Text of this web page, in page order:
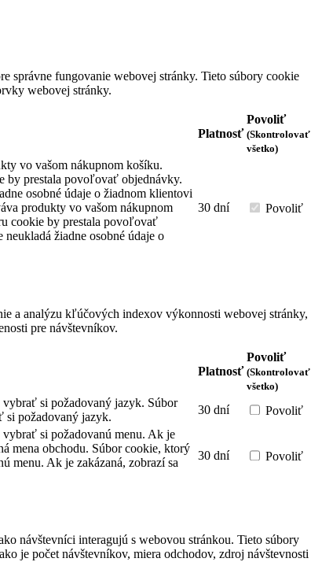
Adresy a fakturačné údaje
Osobné údaje
Tel.: 00421 907 834 237
info@deliziasr.sk
Ryvex s.r.o.,
Nám.kpt.Nálepku 371/8 952 01 Vráble
IČO: 52638839
Copyright © 2023 - All rights reserved.
správne fungovanie webovej stránky. Tieto súbory cookie
webovej stránky.
Platnosť
Povoliť
(Skontrolovať
všetko)
vo vašom nákupnom košíku.
by prestala povoľovať objednávky.
osobné údaje o žiadnom klientovi
produkty vo vašom nákupnom
cookie by prestala povoľovať
žiadne osobné údaje o
30 dní Povoliť
a analýzu kľúčových indexov výkonnosti webovej stránky,
pre návštevníkov.
Platnosť
Povoliť
(Skontrolovať
všetko)
si požadovaný jazyk. Súbor
si požadovaný jazyk.
30 dní
Povoliť
si požadovanú menu. Ak je
mena obchodu. Súbor cookie, ktorý
menu. Ak je zakázaná, zobrazí sa
30 dní Povoliť
návštevníci interagujú s webovou stránkou. Tieto súbory
je počet návštevníkov, miera odchodov, zdroj návštevnosti